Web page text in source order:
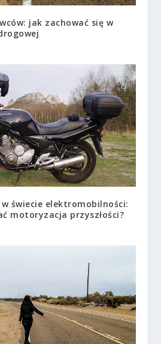
jak zachować się w
świecie elektromobilności:
motoryzacja przyszłości?